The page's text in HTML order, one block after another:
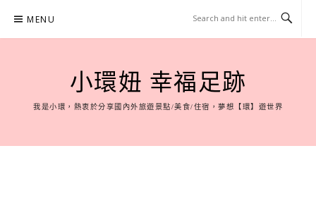
content
MENU
小環妞 幸福足跡
我是小環，熱衷於分享國內外旅遊景點/美食/住宿，夢想【環】遊世界